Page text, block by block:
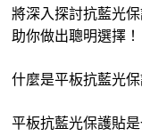
將深入探討抗藍光
助你做出聰明選擇！
什麼是平板抗藍光保
平板抗藍光保護貼